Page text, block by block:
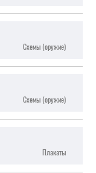
Схемы (оружие)
Схемы (оружие)
Плакаты